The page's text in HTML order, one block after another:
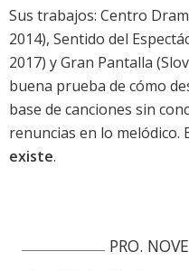
Sus trabajos: Centro
2014), Sentido del
2017) y Gran Pantalla
buena prueba de cómo
base de canciones sin
renuncias en lo melódico.
existe.
PRO.